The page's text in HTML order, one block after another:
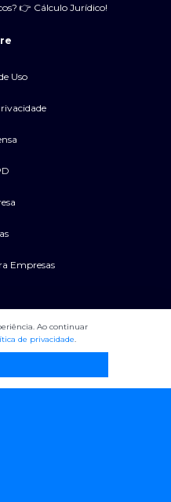
👉 Cálculo Jurídico!
Uso
Empresas
Ao continuar
de privacidade.